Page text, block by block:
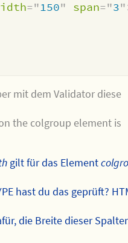
="150" span="3"
mit dem Validator diese
the colgroup element is
gilt für das Element
hast du das geprüft?
die Breite dieser